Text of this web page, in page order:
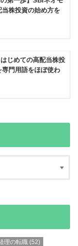
株投資の始め方を
はじめての高配当株投
門用語をほぼ使わ
理の転職(52)